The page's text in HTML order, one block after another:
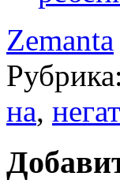
Zemanta
Рубрика:
на,